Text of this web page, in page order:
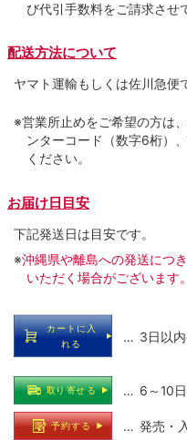
び代引手数料をご請求させ
配送方法について
ヤマト運輸もしくは佐川急便
※営業所止めをご希望の方は
ンターコード（数字6桁）
ください。
お届け日目安
下記発送日は目安です。
※沖縄県や離島への発送につ
いただく場合がございます。
カートに入
れる
… 3日以内
取り寄せる … 6～10
予約する … 発売・